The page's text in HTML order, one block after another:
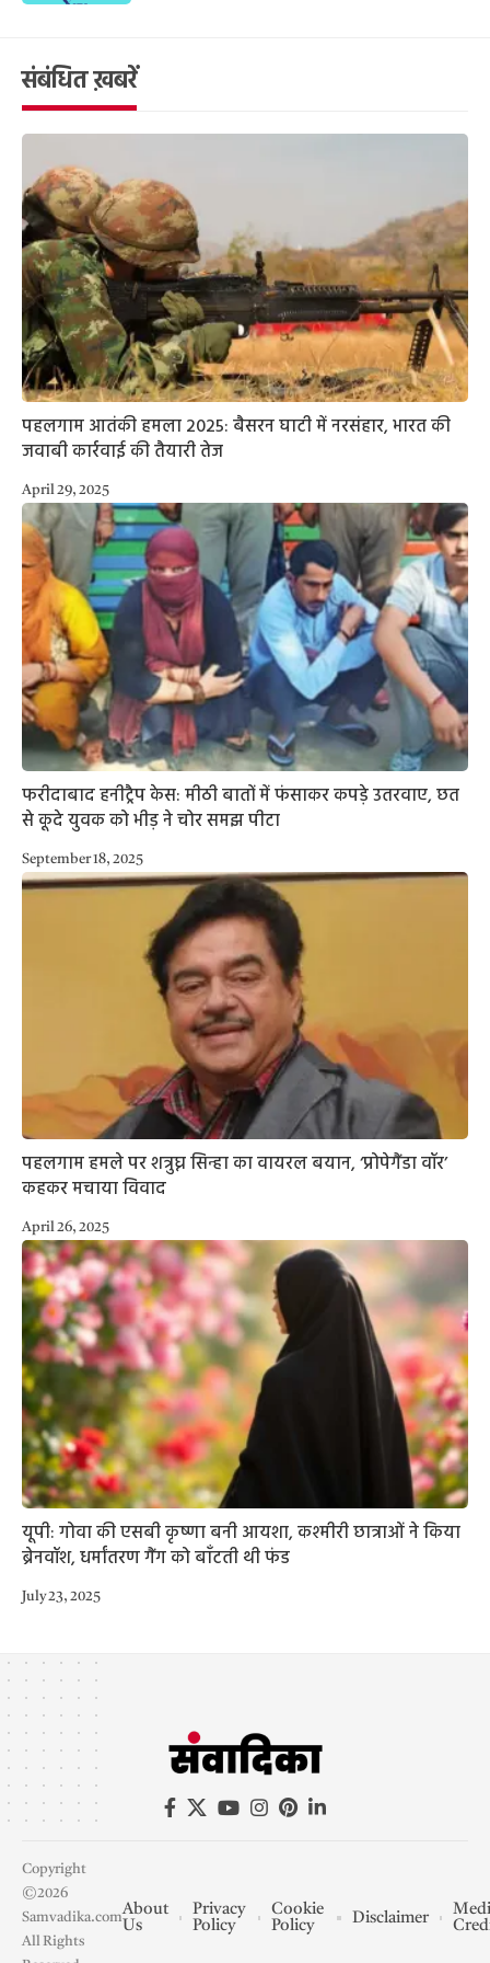
संबंधित ख़बरें
पहलगाम आतंकी हमला 2025: बैसरन घाटी में नरसंहार, भारत की
जवाबी कार्रवाई की तैयारी तेज
April 29, 2025
फरीदाबाद हनीट्रैप केस: मीठी बातों में फंसाकर कपड़े उतरवाए, छत
से कूदे युवक को भीड़ ने चोर समझ पीटा
September 18, 2025
पहलगाम हमले पर शत्रुघ्न सिन्हा का वायरल बयान, ‘प्रोपेगैंडा वॉर’
कहकर मचाया विवाद
April 26, 2025
यूपी: गोवा की एसबी कृष्णा बनी आयशा, कश्मीरी छात्राओं ने किया
ब्रेनवॉश, धर्मांतरण गैंग को बाँटती थी फंड
July 23, 2025
Copyright
©2026
Samvadika.com
All Rights
About
Us
Privacy
Policy
Cookie
Policy
Disclaimer